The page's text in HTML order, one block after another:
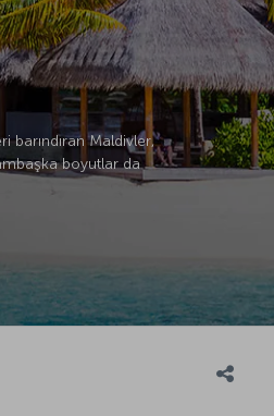
barındıran Maldivler,
boyutlar da